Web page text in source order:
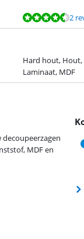
2
Hard hout,
Laminaat, MDF
decoupeerzagen
MDF en